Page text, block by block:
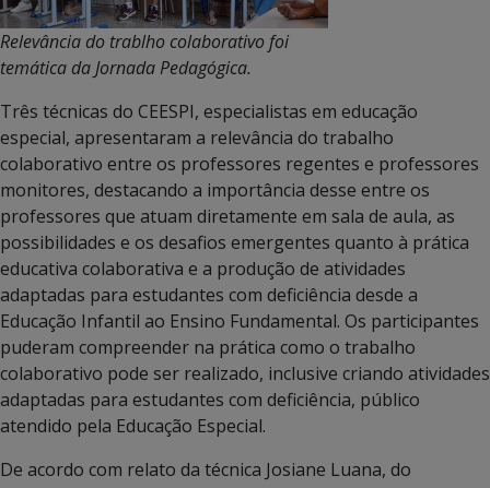
Relevância do trablho colaborativo foi
temática da Jornada Pedagógica.
Três técnicas do CEESPI, especialistas em educação
especial, apresentaram a relevância do trabalho
colaborativo entre os professores regentes e professores
monitores, destacando a importância desse entre os
professores que atuam diretamente em sala de aula, as
possibilidades e os desafios emergentes quanto à prática
educativa colaborativa e a produção de atividades
adaptadas para estudantes com deficiência desde a
Educação Infantil ao Ensino Fundamental. Os participantes
puderam compreender na prática como o trabalho
colaborativo pode ser realizado, inclusive criando atividades
adaptadas para estudantes com deficiência, público
atendido pela Educação Especial.
De acordo com relato da técnica Josiane Luana, do